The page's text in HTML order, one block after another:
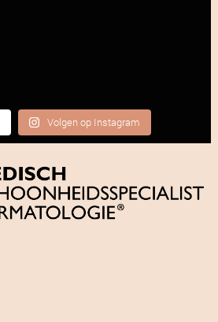
Volgen op Instagram